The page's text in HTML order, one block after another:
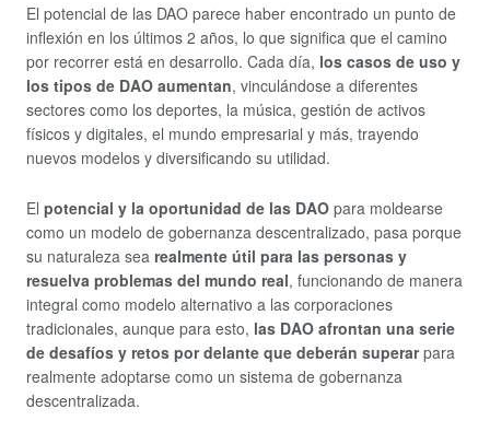
El potencial de las DAO parece haber encontrado un punto de
inflexión en los últimos 2 años, lo que significa que el camino
por recorrer está en desarrollo. Cada día, los casos de uso y
los tipos de DAO aumentan, vinculándose a diferentes
sectores como los deportes, la música, gestión de activos
físicos y digitales, el mundo empresarial y más, trayendo
nuevos modelos y diversificando su utilidad.
El potencial y la oportunidad de las DAO para moldearse
como un modelo de gobernanza descentralizado, pasa porque
su naturaleza sea realmente útil para las personas y
resuelva problemas del mundo real, funcionando de manera
integral como modelo alternativo a las corporaciones
tradicionales, aunque para esto, las DAO afrontan una serie
de desafíos y retos por delante que deberán superarpara
realmente adoptarse como un sistema de gobernanza
descentralizada.